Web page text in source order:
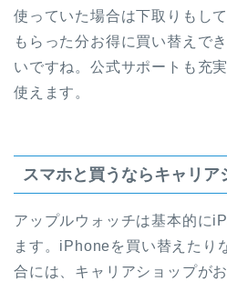
使っていた場合は下取りもし
もらった分お得に買い替えで
いですね。公式サポートも充
使えます。
スマホと買うならキャリア
アップルウォッチは基本的に
ます。iPhoneを買い替えたり
合には、キャリアショップが